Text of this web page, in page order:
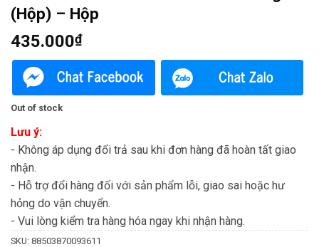
(Hộp) – Hộp
435.000₫
Out of stock
Lưu ý:
- Không áp dụng đổi trả sau khi đơn hàng đã hoàn tất giao
nhận.
- Hỗ trợ đổi hàng đối với sản phẩm lỗi, giao sai hoặc hư
hỏng do vận chuyển.
- Vui lòng kiểm tra hàng hóa ngay khi nhận hàng.
SKU: 88503870093611